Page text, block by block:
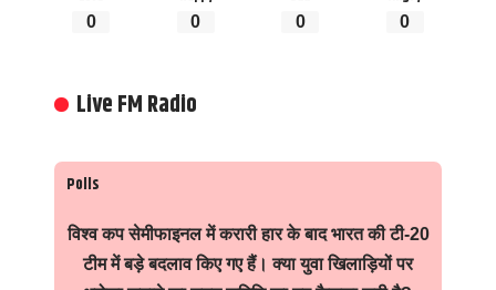
0 0 0 0
Live FM Radio
Polls
विश्व कप सेमीफाइनल में करारी हार के बाद भारत की टी-20
टीम में बड़े बदलाव किए गए हैं। क्या युवा खिलाड़ियों पर